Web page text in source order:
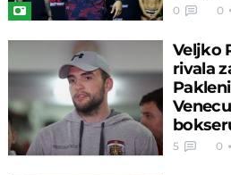
0 0
Veljko
rivala
5 0